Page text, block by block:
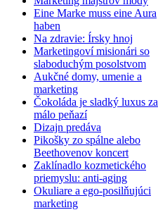
Eine Marke muss eine Aura
haben
Na zdravie: Írsky hnoj
Marketingoví misionári so
slaboduchým posolstvom
Aukčné domy, umenie a
marketing
Čokoláda je sladký luxus za
málo peňazí
Dizajn predáva
Pikošky zo spálne alebo
Beethovenov koncert
Zaklínadlo kozmetického
priemyslu: anti-aging
Okuliare a ego-posilňujúci
marketing